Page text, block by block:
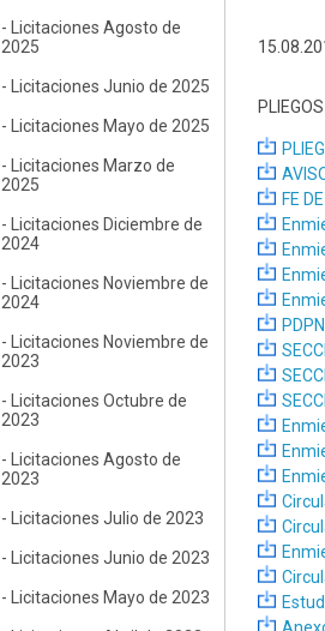
- Licitaciones Agosto de
2025
- Licitaciones Junio de 2025
- Licitaciones Mayo de 2025
- Licitaciones Marzo de
2025
- Licitaciones Diciembre de
2024
- Licitaciones Noviembre de
2024
- Licitaciones Noviembre de
2023
- Licitaciones Octubre de
2023
- Licitaciones Agosto de
2023
- Licitaciones Julio de 2023
- Licitaciones Junio de 2023
- Licitaciones Mayo de 2023
PLIEGOS
FE